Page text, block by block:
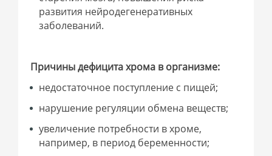
развития нейродегенеративных
заболеваний.
Причины дефицита хрома в организме:
недостаточное поступление с пищей;
нарушение регуляции обмена веществ;
увеличение потребности в хроме,
например, в период беременности;